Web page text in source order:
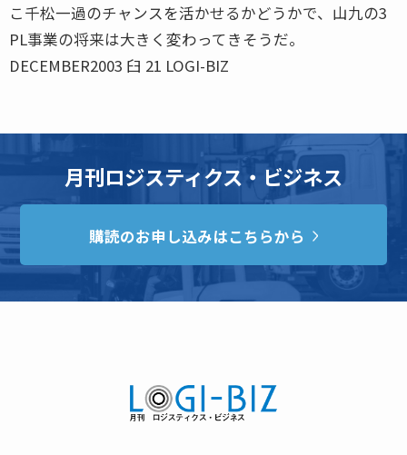
こ千松一過のチャンスを活かせるかどうかで、山九の3
PL事業の将来は大きく変わってきそうだ。
DECEMBER2003 臼 21 LOGI-BIZ
月刊ロジスティクス・ビジネス
購読のお申し込みはこちらから